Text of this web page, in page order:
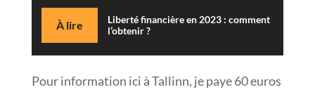
À lire
Liberté financière en 2023 : comment
l’obtenir ?
Pour information ici à Tallinn, je paye 60 euros